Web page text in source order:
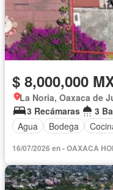
$ 8,000,000
La Noria, Oaxaca de
3 Recámaras
3
Agua
Bodega
16/07/2026 en - OAXACA